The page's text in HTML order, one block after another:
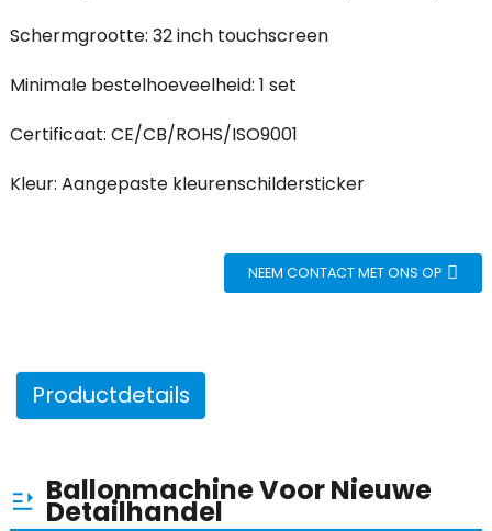
Schermgrootte: 32 inch touchscreen
Minimale bestelhoeveelheid: 1 set
Certificaat: CE/CB/ROHS/ISO9001
Kleur: Aangepaste kleurenschildersticker
NEEM CONTACT MET ONS OP
Productdetails
Ballonmachine Voor Nieuwe
Detailhandel